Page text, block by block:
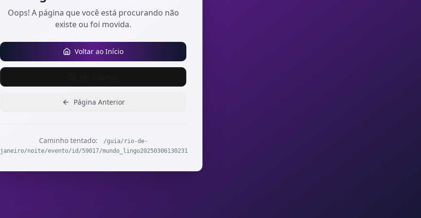
Oops! A página que você está procurando não
existe ou foi movida.
Voltar ao Início
Página Anterior
Caminho tentado:
/guia/rio-de-
janeiro/noite/evento/id/59017/mundo_lingo20250306130231